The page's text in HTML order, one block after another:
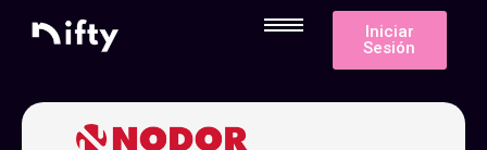
Iniciar
Sesión